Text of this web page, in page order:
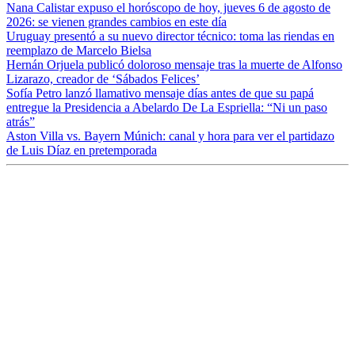
Nana Calistar expuso el horóscopo de hoy, jueves 6 de agosto de
2026: se vienen grandes cambios en este día
Uruguay presentó a su nuevo director técnico: toma las riendas en
reemplazo de Marcelo Bielsa
Hernán Orjuela publicó doloroso mensaje tras la muerte de Alfonso
Lizarazo, creador de ‘Sábados Felices’
Sofía Petro lanzó llamativo mensaje días antes de que su papá
entregue la Presidencia a Abelardo De La Espriella: “Ni un paso
atrás”
Aston Villa vs. Bayern Múnich: canal y hora para ver el partidazo
de Luis Díaz en pretemporada